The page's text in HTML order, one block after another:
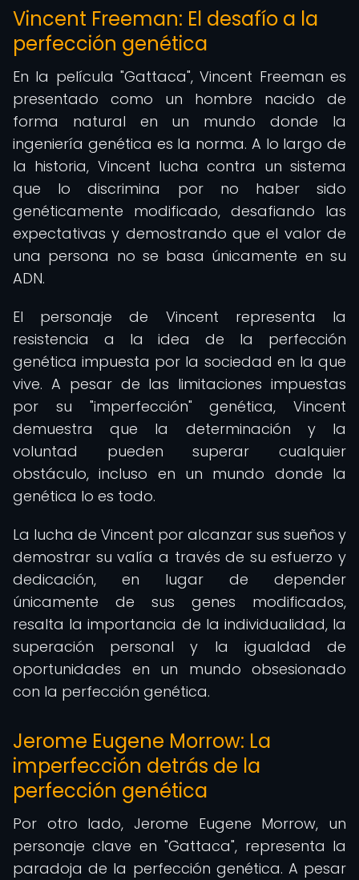
Vincent Freeman: El desafío a la
perfección genética
En la película "Gattaca", Vincent Freeman es
presentado como un hombre nacido de
forma natural en un mundo donde la
ingeniería genética es la norma. A lo largo de
la historia, Vincent lucha contra un sistema
que lo discrimina por no haber sido
genéticamente modificado, desafiando las
expectativas y demostrando que el valor de
una persona no se basa únicamente en su
ADN.
El personaje de Vincent representa la
resistencia a la idea de la perfección
genética impuesta por la sociedad en la que
vive. A pesar de las limitaciones impuestas
por su "imperfección" genética, Vincent
demuestra que la determinación y la
voluntad pueden superar cualquier
obstáculo, incluso en un mundo donde la
genética lo es todo.
La lucha de Vincent por alcanzar sus sueños y
demostrar su valía a través de su esfuerzo y
dedicación, en lugar de depender
únicamente de sus genes modificados,
resalta la importancia de la individualidad, la
superación personal y la igualdad de
oportunidades en un mundo obsesionado
con la perfección genética.
Jerome Eugene Morrow: La
imperfección detrás de la
perfección genética
Por otro lado, Jerome Eugene Morrow, un
personaje clave en "Gattaca", representa la
paradoja de la perfección genética. A pesar